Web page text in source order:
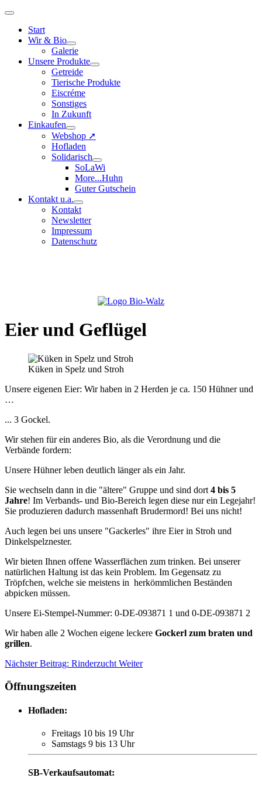
Start
Wir & Bio
Galerie
Unsere Produkte
Getreide
Tierische Produkte
Eiscréme
Sonstiges
In Zukunft
Einkaufen
Webshop ➚
Hofladen
Solidarisch
SoLaWi
More...Huhn
Guter Gutschein
Kontakt u.a.
Kontakt
Newsletter
Impressum
Datenschutz
Eier und Geflügel
Küken in Spelz und Stroh
Unsere eigenen Eier: Wir haben in 2 Herden je ca. 150 Hühner und
…
... 3 Gockel.
Wir stehen für ein anderes Bio, als die Verordnung und die
Verbände fordern:
Unsere Hühner leben deutlich länger als ein Jahr.
Sie wechseln dann in die "ältere" Gruppe und sind dort 4 bis 5
Jahre! Im Verbands- und Bio-Bereich legen diese nur ein Legejahr!
Sie produzieren dadurch massenhaft Brudermord! Bei uns nicht!
Auch legen bei uns unsere "Gackerles" ihre Eier in Stroh und
Dinkelspelznester.
Wir bieten Ihnen offene Wasserflächen zum trinken. Bei unserer
natürlichen Haltung ist das kein Problem. Im Gegensatz zu
Tröpfchen, welche sie meistens in herkömmlichen Beständen
abpicken müssen.
Unsere Ei-Stempel-Nummer: 0-DE-093871 1 und 0-DE-093871 2
Wir haben alle 2 Wochen eigene leckere Gockerl zum braten und
grillen.
Nächster Beitrag: Rinderzucht Weiter
Öffnungszeiten
Hofladen:
Freitags 10 bis 19 Uhr
Samstags 9 bis 13 Uhr
SB-Verkaufs­automat: